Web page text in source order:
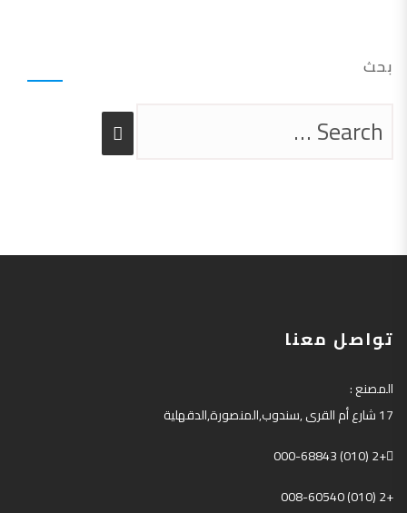
بحث
تواصل معنا
المصنع:
17شارع أم القرى,سندوب,المنصورة,الدقهلية
+2 (010) 000-68843
+2 (010) 008-60540